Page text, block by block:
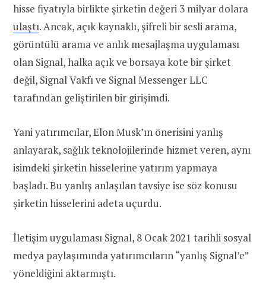
hisse fiyatıyla birlikte şirketin değeri 3 milyar dolara
ulaştı. Ancak, açık kaynaklı, şifreli bir sesli arama,
görüntülü arama ve anlık mesajlaşma uygulaması
olan Signal, halka açık ve borsaya kote bir şirket
değil, Signal Vakfı ve Signal Messenger LLC
tarafından geliştirilen bir girişimdi.
Yani yatırımcılar, Elon Musk’ın önerisini yanlış
anlayarak, sağlık teknolojilerinde hizmet veren, aynı
isimdeki şirketin hisselerine yatırım yapmaya
başladı. Bu yanlış anlaşılan tavsiye ise söz konusu
şirketin hisselerini adeta uçurdu.
İletişim uygulaması Signal, 8 Ocak 2021 tarihli sosyal
medya paylaşımında yatırımcıların “yanlış Signal’e”
yöneldiğini aktarmıştı.